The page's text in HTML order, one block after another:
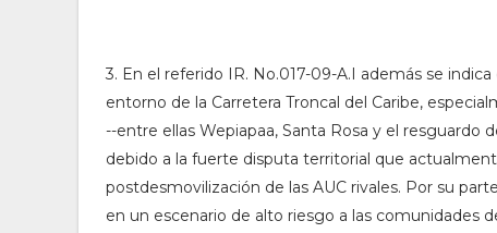
3. En el referido IR. No.017-09-A.I además se
entorno de la Carretera Troncal del Caribe,
--entre ellas Wepiapaa, Santa Rosa y el resguardo
debido a la fuerte disputa territorial que
postdesmovilización de las AUC rivales. Por su
en un escenario de alto riesgo a las comunidades